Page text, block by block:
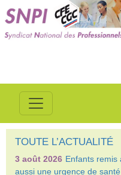
TOUTE L’ACTUALITÉ
3 août 2026 Enfants remis
aussi une urgence de